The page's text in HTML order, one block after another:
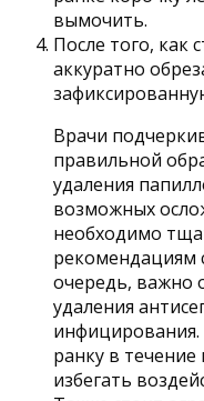
вымочить.
После того, как
аккуратно
Врачи
правильной
удаления
возможных
необходимо
рекомендациям
очередь, важно
удаления
ранку в
избегать